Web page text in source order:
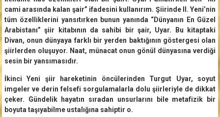
cami arasında kalan şair” ifadesini kullanırım. Şiirinde II. Yeni’nin
tüm özelliklerini yansıtırken bunun yanında “Dünyanın En Güzel
Arabistanı” şiir kitabının da sahibi bir şair, Uyar. Bu kitaptaki
Divan, onun dünyaya farklı bir yerden baktığının göstergesi olan
şiirlerden oluşuyor. Naat, münacat onun gönül dünyasına verdiği
sesin bir yansımasıdır.
İkinci Yeni şiir hareketinin öncülerinden Turgut Uyar, soyut
imgeler ve derin felsefi sorgulamalarla dolu şiirleriyle de dikkat
çeker. Gündelik hayatın sıradan unsurlarını bile metafizik bir
boyuta taşıyabilme ustalığına sahiptir o.